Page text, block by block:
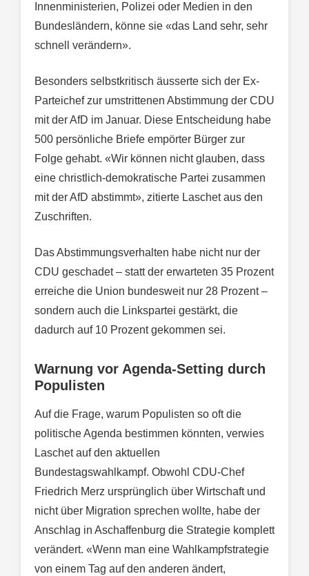
Innenministerien, Polizei oder Medien in den
Bundesländern, könne sie «das Land sehr, sehr
schnell verändern».
Besonders selbstkritisch äusserte sich der Ex-
Parteichef zur umstrittenen Abstimmung der CDU
mit der AfD im Januar. Diese Entscheidung habe
500 persönliche Briefe empörter Bürger zur
Folge gehabt. «Wir können nicht glauben, dass
eine christlich-demokratische Partei zusammen
mit der AfD abstimmt», zitierte Laschet aus den
Zuschriften.
Das Abstimmungsverhalten habe nicht nur der
CDU geschadet – statt der erwarteten 35 Prozent
erreiche die Union bundesweit nur 28 Prozent –
sondern auch die Linkspartei gestärkt, die
dadurch auf 10 Prozent gekommen sei.
Warnung vor Agenda-Setting durch
Populisten
Auf die Frage, warum Populisten so oft die
politische Agenda bestimmen könnten, verwies
Laschet auf den aktuellen
Bundestagswahlkampf. Obwohl CDU-Chef
Friedrich Merz ursprünglich über Wirtschaft und
nicht über Migration sprechen wollte, habe der
Anschlag in Aschaffenburg die Strategie komplett
verändert. «Wenn man eine Wahlkampfstrategie
von einem Tag auf den anderen ändert,